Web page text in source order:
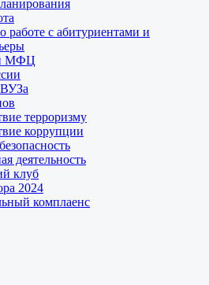
работе с абитуриентами и
МФЦ
ВУЗа
терроризму
коррупции
деятельность
клуб
2024
комплаенс